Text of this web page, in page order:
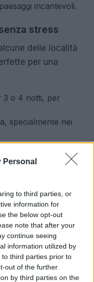
Personal
to third parties, or
information for
the below opt-out
note that after your
continue seeing
information utilized by
third parties prior to
out of the further
by third parties on the
incantevoli.
stress
delle località
per una
3 o 4 notti, per
specialmente nei
attiva, lasciando
evitare la folla e
lunghe
la bellezza
delle località
per una